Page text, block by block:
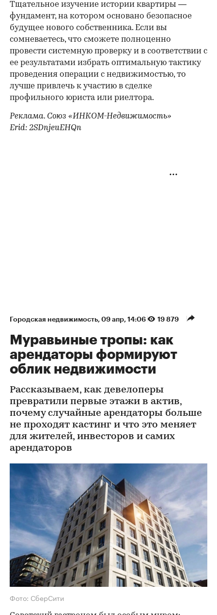
Тщательное изучение истории квартиры —
фундамент, на котором основано безопасное
будущее нового собственника. Если вы
сомневаетесь, что сможете полноценно
провести системную проверку и в соответствии с
ее результатами избрать оптимальную тактику
проведения операции с недвижимостью, то
лучше привлечь к участию в сделке
профильного юриста или риелтора.
Реклама. Союз «ИНКОМ-Недвижимость»
Erid: 2SDnjeuEHQn
Городская недвижимость 09 апр, 14:06 19 879
Муравьиные тропы: как
арендаторы формируют
облик недвижимости
Рассказываем, как девелоперы
превратили первые этажи в актив,
почему случайные арендаторы больше
не проходят кастинг и что это меняет
для жителей, инвесторов и самих
арендаторов
Фото: СберСити